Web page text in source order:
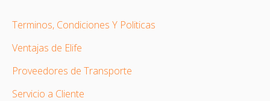
Terminos, Condiciones Y Politicas
Ventajas de Elife
Proveedores de Transporte
Servicio a Cliente